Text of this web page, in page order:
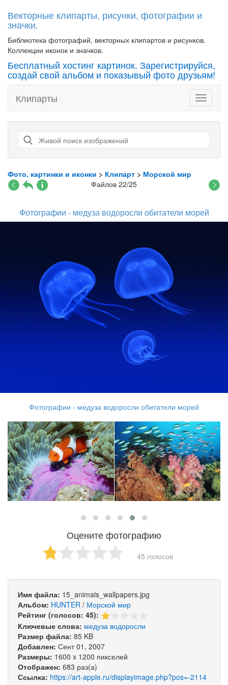
Векторные клипарты, рисунки, фотографии и
значки.
Библиотека фотографий, векторных клипартов и рисунков.
Коллекции иконок и значков.
Бесплатный хостинг картинок. Зарегистрируйся,
создай свой альбом и показывый фото друзьям!
Toggle
Клипарты
Фото, картинки и иконки > Клипарт > Морской мир
Файлов 22/25
Фотографии - медуза водоросли обитатели морей
Фотографии - медуза водоросли обитатели морей
Оцените фотографию
45 голосов
Имя файла: 15_animals_wallpapers.jpg
Альбом: HUNTER / Морской мир
Рейтинг (голосов: 45):
Ключевые слова: медуза водоросли
Размер файла: 85 KB
Добавлен: Сент 01, 2007
Размеры: 1600 x 1200 пикселей
Отображен: 683 раз(а)
Ссылка: https://art-apple.ru/displayimage.php?pos=-2114